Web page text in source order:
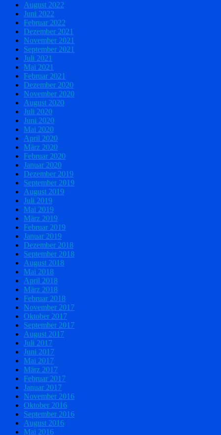
August 2022
Juni 2022
Februar 2022
Dezember 2021
November 2021
September 2021
Juli 2021
Mai 2021
Februar 2021
Dezember 2020
November 2020
August 2020
Juli 2020
Juni 2020
Mai 2020
April 2020
März 2020
Februar 2020
Januar 2020
Dezember 2019
September 2019
August 2019
Juli 2019
Mai 2019
März 2019
Februar 2019
Januar 2019
Dezember 2018
September 2018
August 2018
Mai 2018
April 2018
März 2018
Februar 2018
November 2017
Oktober 2017
September 2017
August 2017
Juli 2017
Juni 2017
Mai 2017
März 2017
Februar 2017
Januar 2017
November 2016
Oktober 2016
September 2016
August 2016
Mai 2016